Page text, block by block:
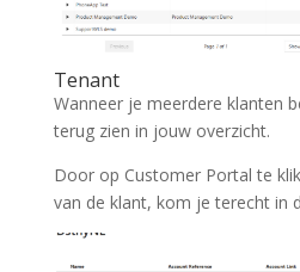
Tenant
Wanneer je meerdere klanten
terug zien in jouw overzicht.
Door op Customer Portal te
van de klant, kom je terecht in